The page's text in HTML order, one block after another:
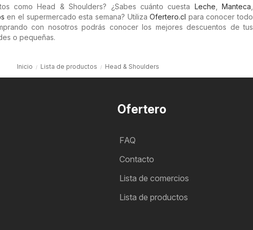
como Head & Shoulders? ¿Sabes cuánto cuesta Leche ,Manteca
en el supermercado esta semana? UtilizaOfertero.cl para conocer todo
con nosotros podrás conocer los mejores descuentos de tus
o pequeñas.
Inicio Lista de productos Head & Shoulders
Ofertero
FAQ
Contacto
Lista de comercios
Lista de productos